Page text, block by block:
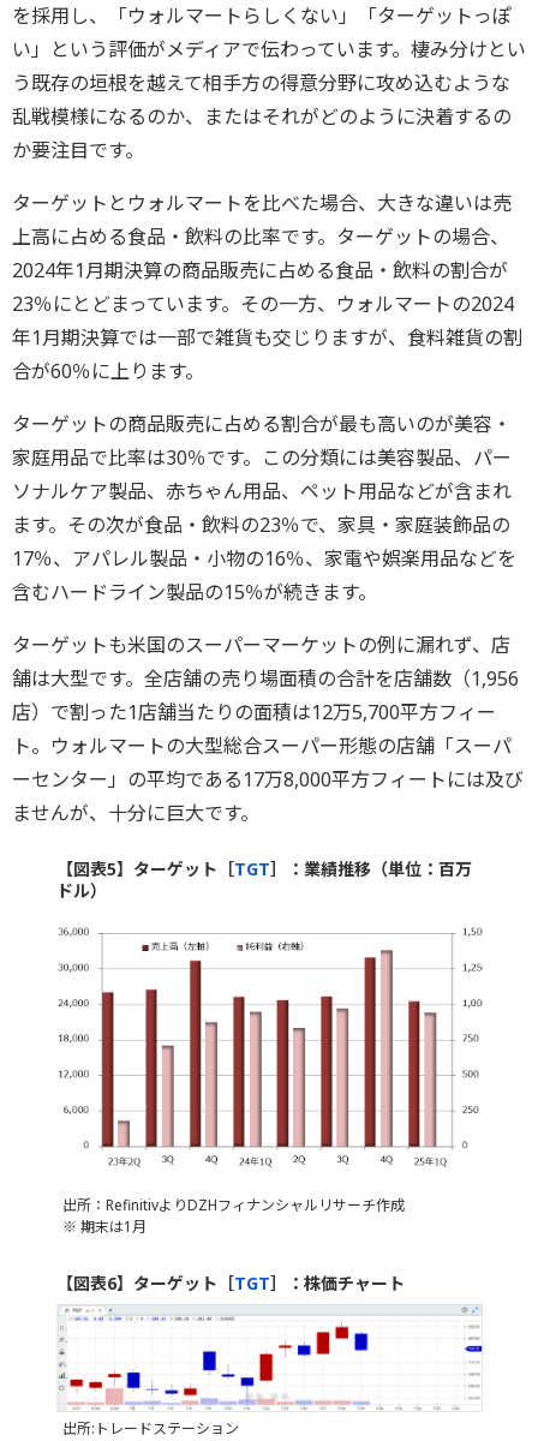
を採用し、「ウォルマートらしくない」「ターゲットっぽ
い」という評価がメディアで伝わっています。棲み分けとい
う既存の垣根を越えて相手方の得意分野に攻め込むような
乱戦模様になるのか、またはそれがどのように決着するの
か要注目です。
ターゲットとウォルマートを比べた場合、大きな違いは売
上高に占める食品・飲料の比率です。ターゲットの場合、
2024年1月期決算の商品販売に占める食品・飲料の割合が
23％にとどまっています。その一方、ウォルマートの2024
年1月期決算では一部で雑貨も交じりますが、食料雑貨の割
合が60％に上ります。
ターゲットの商品販売に占める割合が最も高いのが美容・
家庭用品で比率は30％です。この分類には美容製品、パー
ソナルケア製品、赤ちゃん用品、ペット用品などが含まれ
ます。その次が食品・飲料の23％で、家具・家庭装飾品の
17％、アパレル製品・小物の16％、家電や娯楽用品などを
含むハードライン製品の15％が続きます。
ターゲットも米国のスーパーマーケットの例に漏れず、店
舗は大型です。全店舗の売り場面積の合計を店舗数（1,956
店）で割った1店舗当たりの面積は12万5,700平方フィー
ト。ウォルマートの大型総合スーパー形態の店舗「スーパ
ーセンター」の平均である17万8,000平方フィートには及び
ませんが、十分に巨大です。
【図表5】ターゲット［TGT］：業績推移（単位：百万
ドル）
出所：RefinitivよりDZHフィナンシャルリサーチ作成
※ 期末は1月
【図表6】ターゲット［TGT］：株価チャート
出所:トレードステーション